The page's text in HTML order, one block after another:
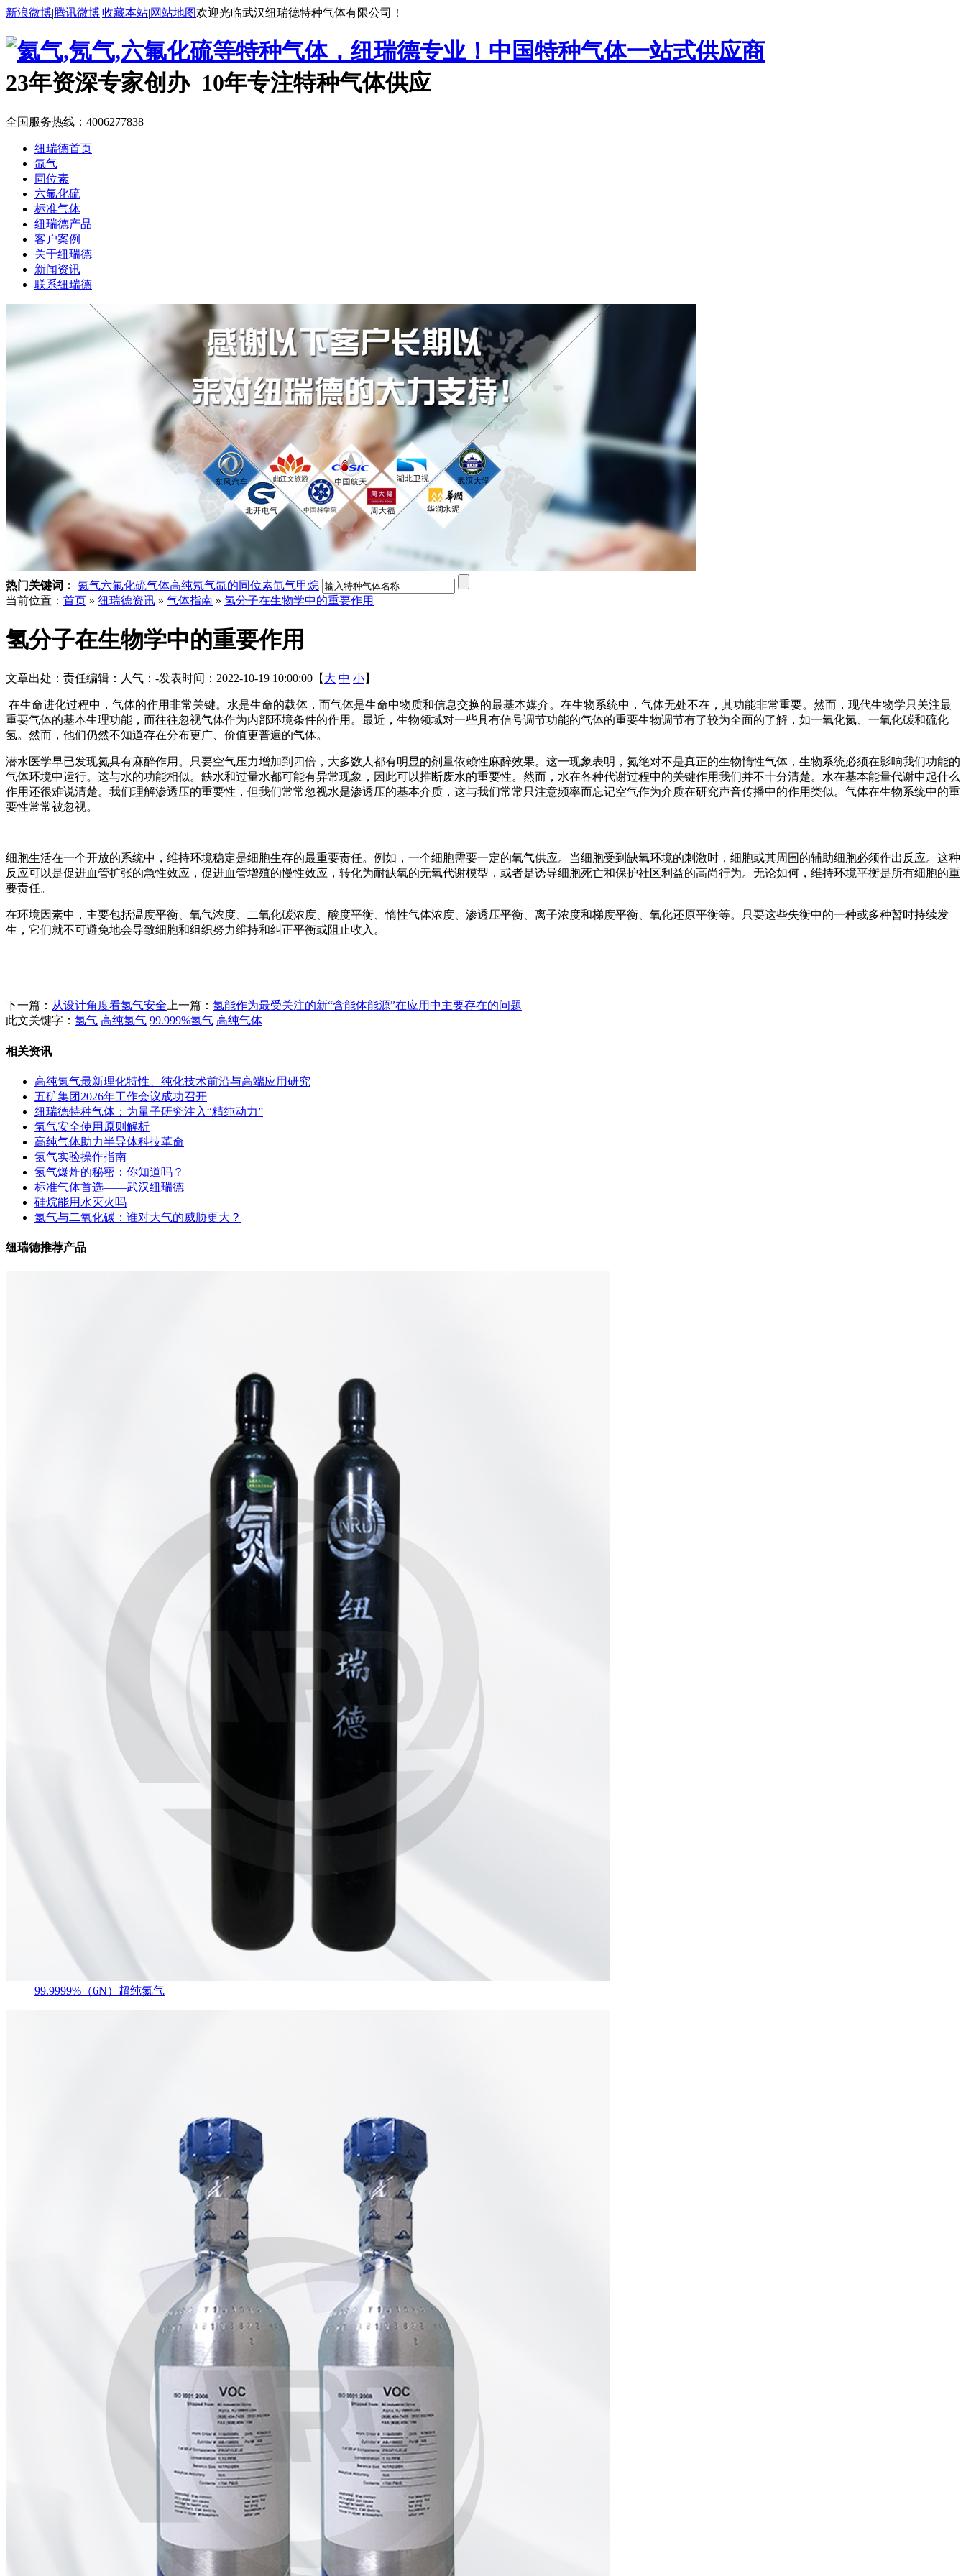
新浪微博|腾讯微博|收藏本站|网站地图欢迎光临武汉纽瑞德特种气体有限公司！
中国特种气体一站式供应商
23年资深专家创办 10年专注特种气体供应
全国服务热线： 4006277838
纽瑞德首页
氙气
同位素
六氟化硫
标准气体
纽瑞德产品
客户案例
关于纽瑞德
新闻资讯
联系纽瑞德
热门关键词： 氦气六氟化硫气体高纯氖气氙的同位素氙气甲烷
当前位置： 首页 » 纽瑞德资讯 » 气体指南 » 氢分子在生物学中的重要作用
氢分子在生物学中的重要作用
文章出处： 责任编辑： 人气： -发表时间：2022-10-19 10:00:00【 大 中 小】
在生命进化过程中，气体的作用非常关键。水是生命的载体，而气体是生命中物质和信息交换的最基本媒介。在生物系统中，气体无处不在，其功能非常重要。然而，现代生物学只关注最
重要气体的基本生理功能，而往往忽视气体作为内部环境条件的作用。最近，生物领域对一些具有信号调节功能的气体的重要生物调节有了较为全面的了解，如一氧化氮、一氧化碳和硫化
氢。然而，他们仍然不知道存在分布更广、价值更普遍的气体。
潜水医学早已发现氮具有麻醉作用。只要空气压力增加到四倍，大多数人都有明显的剂量依赖性麻醉效果。这一现象表明，氮绝对不是真正的生物惰性气体，生物系统必须在影响我们功能的
气体环境中运行。这与水的功能相似。缺水和过量水都可能有异常现象，因此可以推断废水的重要性。然而，水在各种代谢过程中的关键作用我们并不十分清楚。水在基本能量代谢中起什么
作用还很难说清楚。我们理解渗透压的重要性，但我们常常忽视水是渗透压的基本介质，这与我们常常只注意频率而忘记空气作为介质在研究声音传播中的作用类似。气体在生物系统中的重
要性常常被忽视。
细胞生活在一个开放的系统中，维持环境稳定是细胞生存的最重要责任。例如，一个细胞需要一定的氧气供应。当细胞受到缺氧环境的刺激时，细胞或其周围的辅助细胞必须作出反应。这种
反应可以是促进血管扩张的急性效应，促进血管增殖的慢性效应，转化为耐缺氧的无氧代谢模型，或者是诱导细胞死亡和保护社区利益的高尚行为。无论如何，维持环境平衡是所有细胞的重
要责任。
在环境因素中，主要包括温度平衡、氧气浓度、二氧化碳浓度、酸度平衡、惰性气体浓度、渗透压平衡、离子浓度和梯度平衡、氧化还原平衡等。只要这些失衡中的一种或多种暂时持续发
生，它们就不可避免地会导致细胞和组织努力维持和纠正平衡或阻止收入。
下一篇： 从设计角度看氢气安全 上一篇： 氢能作为最受关注的新“含能体能源”在应用中主要存在的问题
此文关键字： 氢气 高纯氢气 99.999%氢气 高纯气体
相关资讯
高纯氪气最新理化特性、纯化技术前沿与高端应用研究
五矿集团2026年工作会议成功召开
纽瑞德特种气体：为量子研究注入“精纯动力”
氢气安全使用原则解析
高纯气体助力半导体科技革命
氢气实验操作指南
氢气爆炸的秘密：你知道吗？
标准气体首选——武汉纽瑞德
硅烷能用水灭火吗
氢气与二氧化碳：谁对大气的威胁更大？
纽瑞德推荐产品
99.9999%（6N）超纯氮气